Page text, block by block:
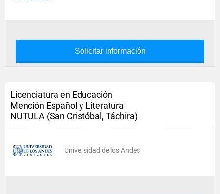
Solicitar información
Licenciatura en Educación
Mención Español y Literatura
NUTULA (San Cristóbal, Táchira)
Universidad de los Andes